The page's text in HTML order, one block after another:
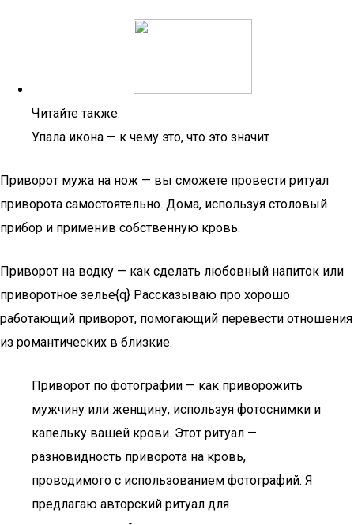
Читайте также:
Упала икона — к чему это, что это значит
Приворот мужа на нож — вы сможете провести ритуал
приворота самостоятельно. Дома, используя столовый
прибор и применив собственную кровь.
Приворот на водку — как сделать любовный напиток или
приворотное зелье{q} Рассказываю про хорошо
работающий приворот, помогающий перевести отношения
из романтических в близкие.
Приворот по фотографии — как приворожить
мужчину или женщину, используя фотоснимки и
капельку вашей крови. Этот ритуал —
разновидность приворота на кровь,
проводимого с использованием фотографий. Я
предлагаю авторский ритуал для